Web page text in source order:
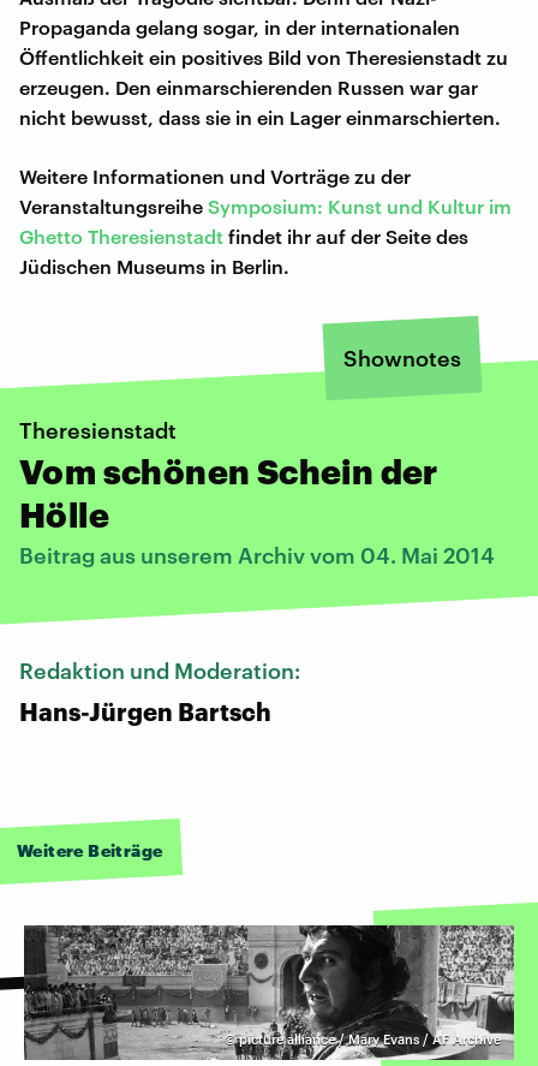
Propaganda gelang sogar, in der internationalen
Öffentlichkeit ein positives Bild von Theresienstadt zu
erzeugen. Den einmarschierenden Russen war gar
nicht bewusst, dass sie in ein Lager einmarschierten.
Weitere Informationen und Vorträge zu der
Veranstaltungsreihe Symposium: Kunst und Kultur im
Ghetto Theresienstadt findet ihr auf der Seite des
Jüdischen Museums in Berlin.
Shownotes
Theresienstadt
Vom schönen Schein der
Hölle
Beitrag aus unserem Archiv vom 04. Mai 2014
Redaktion und Moderation:
Hans-Jürgen Bartsch
Weitere Beiträge
©picture alliance / Mary Evans / AF Archive